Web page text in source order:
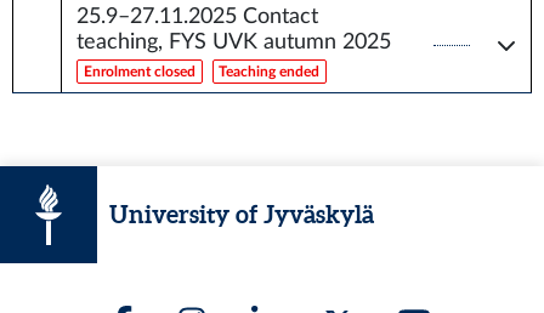
25.9–27.11.2025 Contact
teaching, FYS UVK autumn 2025
Enrolment closed Teaching ended
University of Jyväskylä